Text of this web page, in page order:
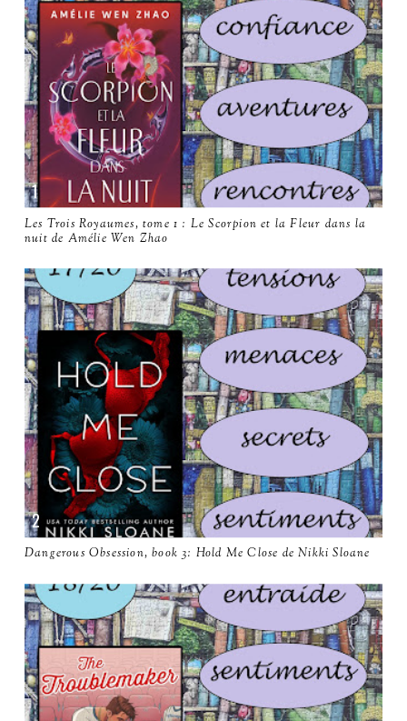
Les Trois Royaumes, tome 1 : Le Scorpion et la Fleur dans la
nuit de Amélie Wen Zhao
Dangerous Obsession, book 3: Hold Me Close de Nikki Sloane